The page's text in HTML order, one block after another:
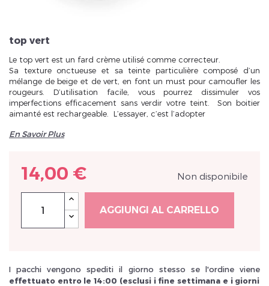
Inscrivez vous et ainsi bénéficier des tarifs professionnel
top vert
Le top vert est un fard crème utilisé comme correcteur.
Sa texture onctueuse et sa teinte particulière composé d’un
mélange de beige et de vert, en font un must pour camoufler les
rougeurs. D’utilisation facile, vous pourrez dissimuler vos
imperfections efficacement sans verdir votre teint. Son boitier
aimanté est rechargeable. L’essayer, c’est l’adopter
En Savoir Plus
14,00 € Non disponibile
AGGIUNGI AL CARRELLO
I pacchi vengono spediti il giorno stesso se l'ordine viene
effettuato entro le 14:00 (esclusi i fine settimana e i giorni